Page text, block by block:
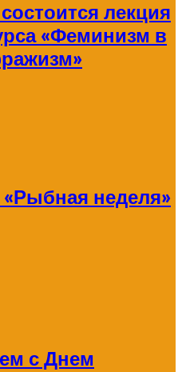
лекция
«Феминизм в
неделя»
с Днем